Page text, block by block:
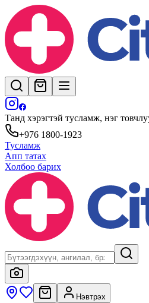
Танд хэрэгтэй тусламж, нэг
+976 1800-1923
Тусламж
Апп татах
Холбоо барих
Нэвтрэх